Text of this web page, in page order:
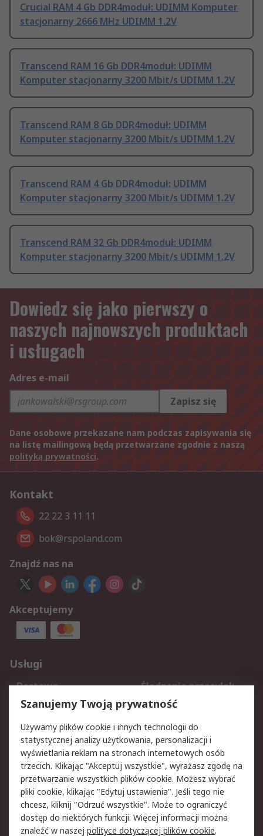
Crucial RAM 4 Gb DDR4moduł: UDIMM Komputer
stacjonarny 2666 MHz UDIMM 1.2V
Transcend RAM 16 Gb DDR4moduł: UDIMM
Komputer stacjonarny 3200 Mbit/s UDIMM 1.2V
Transcend RAM 8 Gb DDR4moduł: UDIMM
Komputer stacjonarny 3200 Mbit/s UDIMM 1.2V
Transcend RAM 4 Gb DDR4moduł: UDIMM
Komputer stacjonarny 3200 Mbit/s UDIMM 1.2V
Transcend RAM 32 Gb DDR4moduł: UDIMM
Komputer stacjonarny 3200 Mbit/s UDIMM 1.2V
Dowiedz się jako pierwszy o
naszych najnowszych produktach
i usługach
Adres e-mail
Zapisz się
Dane osobowe przekazane nam podczas zapisywania się
na listę mailingową będą przetwarzane zgodnie z naszą
polityką prywatności.
Kontakt
22 22 3 11 11
bok@rspoland.com
Znajdź nas na
Akceptujemy
Usługi
Dostawa
Śledzenie przesyłek
Reklamacje i zwroty
Rejestracja
Aspekty prawne
Bezpieczeństwo e-
maila
Polityka dotycząca
plików cookie
Polityka prywatności
Użytkowanie witryny
Zastrzeżenia prawne
Warunki Sprzedaży
Szanujemy Twoją prywatność
Używamy plików cookie i innych technologii do
statystycznej analizy użytkowania, personalizacji i
wyświetlania reklam na stronach internetowych osób
trzecich. Klikając "Akceptuj wszystkie", wyrażasz zgodę na
przetwarzanie wszystkich plików cookie. Możesz wybrać
pliki cookie, klikając "Edytuj ustawienia". Jeśli tego nie
chcesz, kliknij "Odrzuć wszystkie". Może to ograniczyć
dostęp do niektórych funkcji. Więcej informacji można
znaleźć w naszej polityce dotyczącej plików cookie.